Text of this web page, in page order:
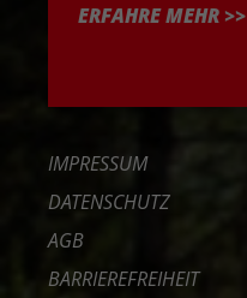
ERFAHRE MEHR >>
IMPRESSUM
DATENSCHUTZ
AGB
BARRIEREFREIHEIT